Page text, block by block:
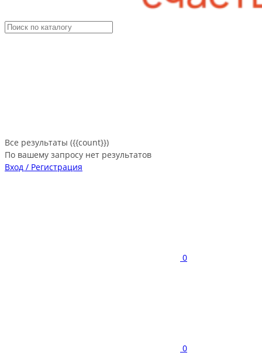
Все результаты ({{count}})
По вашему запросу нет результатов
Вход / Регистрация
0
0